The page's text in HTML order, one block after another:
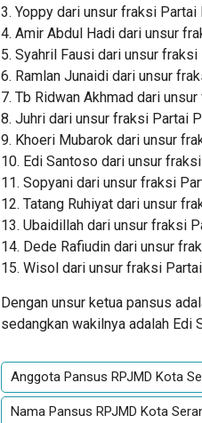
3. Yoppy dari unsur fraksi Partai
4. Amir Abdul Hadi dari unsur
5. Syahril Fausi dari unsur
6. Ramlan Junaidi dari unsur
7. Tb Ridwan Akhmad dari
8. Juhri dari unsur fraksi Partai
9. Khoeri Mubarok dari unsur
10. Edi Santoso dari unsur
11. Sopyani dari unsur fraksi
12. Tatang Ruhiyat dari unsur
13. Ubaidillah dari unsur fraksi
14. Dede Rafiudin dari unsur
15. Wisol dari unsur fraksi
Dengan unsur ketua pansus
sedangkan wakilnya adalah Edi
Anggota Pansus RPJMD Kota
Nama Pansus RPJMD Kota